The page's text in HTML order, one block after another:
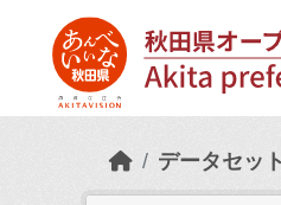
データセット